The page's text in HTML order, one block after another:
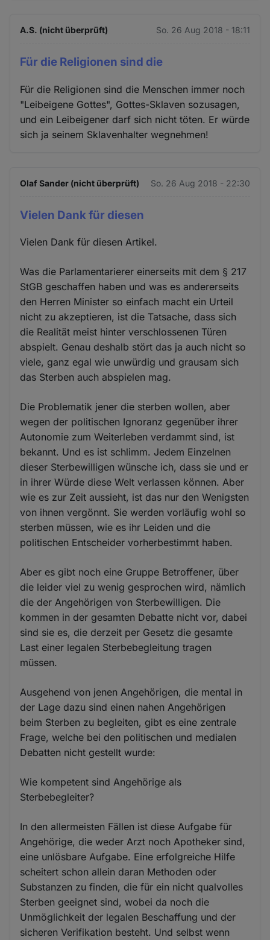
A.S. (nicht überprüft) So. 26 Aug 2018 - 18:11
Für die Religionen sind die
Für die Religionen sind die Menschen immer noch
"Leibeigene Gottes", Gottes-Sklaven sozusagen,
und ein Leibeigener darf sich nicht töten. Er würde
sich ja seinem Sklavenhalter wegnehmen!
Olaf Sander (nicht überprüft) So. 26 Aug 2018 - 22:30
Vielen Dank für diesen
Vielen Dank für diesen Artikel.
Was die Parlamentarierer einerseits mit dem § 217
StGB geschaffen haben und was es andererseits
den Herren Minister so einfach macht ein Urteil
nicht zu akzeptieren, ist die Tatsache, dass sich
die Realität meist hinter verschlossenen Türen
abspielt. Genau deshalb stört das ja auch nicht so
viele, ganz egal wie unwürdig und grausam sich
das Sterben auch abspielen mag.
Die Problematik jener die sterben wollen, aber
wegen der politischen Ignoranz gegenüber ihrer
Autonomie zum Weiterleben verdammt sind, ist
bekannt. Und es ist schlimm. Jedem Einzelnen
dieser Sterbewilligen wünsche ich, dass sie und er
in ihrer Würde diese Welt verlassen können. Aber
wie es zur Zeit aussieht, ist das nur den Wenigsten
von ihnen vergönnt. Sie werden vorläufig wohl so
sterben müssen, wie es ihr Leiden und die
politischen Entscheider vorherbestimmt haben.
Aber es gibt noch eine Gruppe Betroffener, über
die leider viel zu wenig gesprochen wird, nämlich
die der Angehörigen von Sterbewilligen. Die
kommen in der gesamten Debatte nicht vor, dabei
sind sie es, die derzeit per Gesetz die gesamte
Last einer legalen Sterbebegleitung tragen
müssen.
Ausgehend von jenen Angehörigen, die mental in
der Lage dazu sind einen nahen Angehörigen
beim Sterben zu begleiten, gibt es eine zentrale
Frage, welche bei den politischen und medialen
Debatten nicht gestellt wurde:
Wie kompetent sind Angehörige als
Sterbebegleiter?
In den allermeisten Fällen ist diese Aufgabe für
Angehörige, die weder Arzt noch Apotheker sind,
eine unlösbare Aufgabe. Eine erfolgreiche Hilfe
scheitert schon allein daran Methoden oder
Substanzen zu finden, die für ein nicht qualvolles
Sterben geeignet sind, wobei da noch die
Unmöglichkeit der legalen Beschaffung und der
sicheren Verifikation besteht. Und selbst wenn